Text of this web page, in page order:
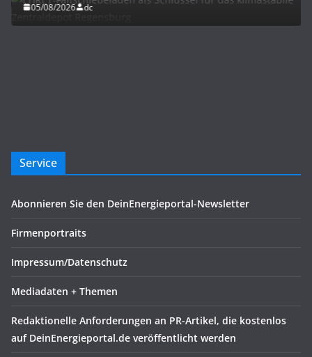
05/08/2026 dc
Service
Abonnieren Sie den DeinEnergieportal-Newsletter
Firmenportraits
Impressum/Datenschutz
Mediadaten + Themen
Redaktionelle Anforderungen an PR-Artikel, die kostenlos
auf DeinEnergieportal.de veröffentlicht werden